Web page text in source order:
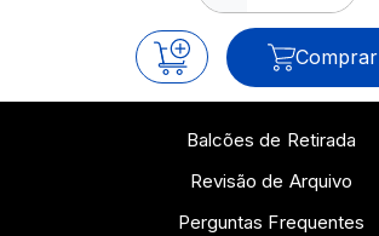
Comprar
Balcões de Retirada
Revisão de Arquivo
Perguntas Frequentes